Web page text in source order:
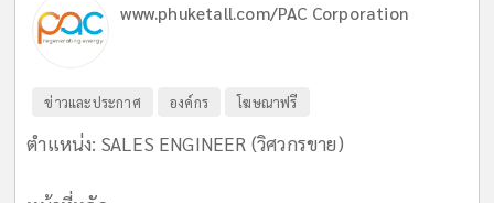
www.phuketall.com/PAC Corporation
ข่าวและประกาศ องค์กร โฆษณาฟรี
ตำแหน่ง: SALES ENGINEER (วิศวกรขาย)